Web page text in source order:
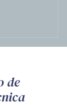
de